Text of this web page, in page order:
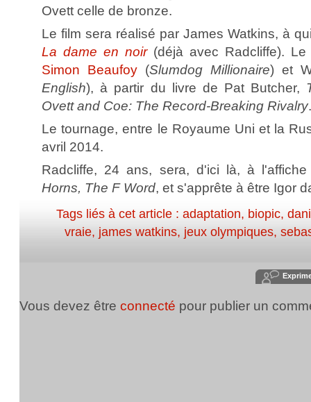
Ovett celle de bronze.
Le film sera réalisé par James Watkins, à
La dame en noir(déjà avec Radcliffe).
Simon Beaufoy (Slumdog Millionaire) et
English), à partir du livre de Pat Butcher,
Ovett and Coe: The Record-Breaking Rivalry.
Le tournage, entre le Royaume Uni et la
avril 2014.
Radcliffe, 24 ans, sera, d'ici là, à
Horns, The F Word, et s'apprête à être Igor
Tags liés à cet article : adaptation, biopic,
vraie, james watkins, jeux olympiques,
Vous devez être connecté pour publier un